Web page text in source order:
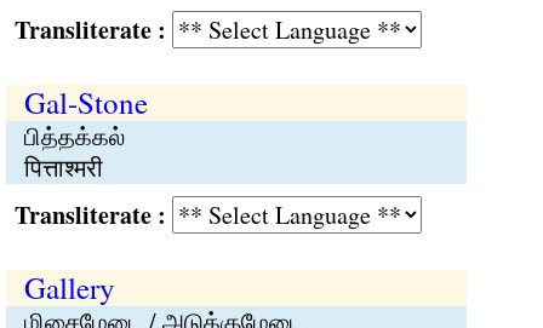
:
Gal-Stone
பித்தக்கல்
पित्ताश्मरी
:
Gallery
மிசைமேடை / அடுக்குமேடை